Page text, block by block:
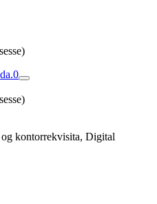
0
kontorrekvisita, Digital